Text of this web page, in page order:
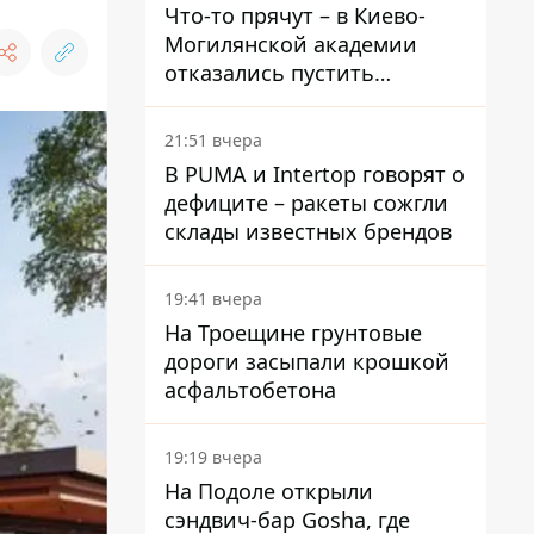
Что-то прячут – в Киево-
Могилянской академии
отказались пустить
комиссию по охране
памятников на территорию
21:51 вчера
В PUMA и Intertop говорят о
дефиците – ракеты сожгли
склады известных брендов
19:41 вчера
На Троещине грунтовые
дороги засыпали крошкой
асфальтобетона
19:19 вчера
На Подоле открыли
сэндвич-бар Gosha, где